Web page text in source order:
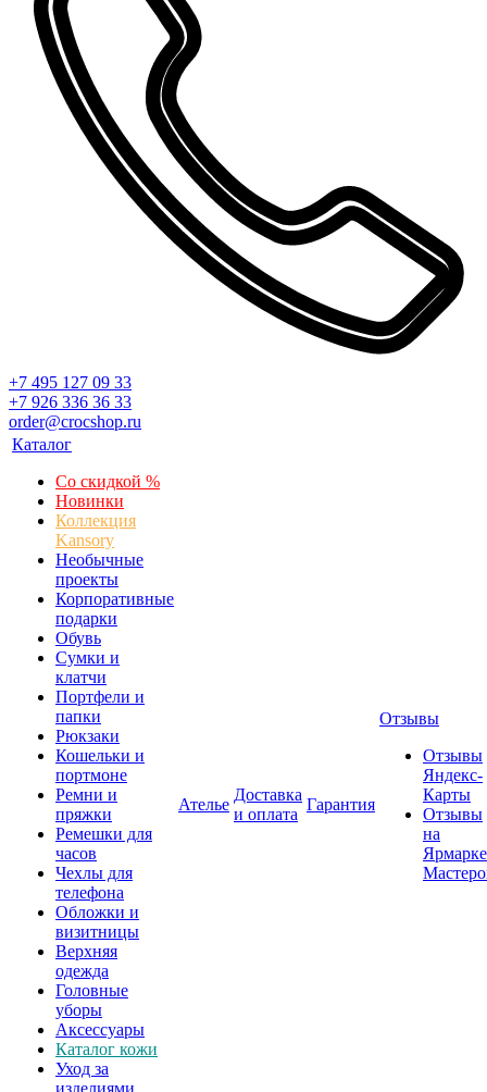
+7 495 127 09 33
+7 926 336 36 33
order@crocshop.ru
Каталог
Со скидкой %
Новинки
Коллекция
Kansory
Необычные
проекты
Корпоративные
подарки
Обувь
Сумки и
клатчи
Портфели и
папки
Рюкзаки
Кошельки и
портмоне
Ремни и
пряжки
Ремешки для
часов
Чехлы для
телефона
Обложки и
визитницы
Верхняя
одежда
Головные
уборы
Аксессуары
Каталог кожи
Уход за
изделиями
Ателье
Доставка
и оплата
Гарантия
Отзывы
Отзывы
Яндекс-
Карты
Отзывы
на
Ярмарке